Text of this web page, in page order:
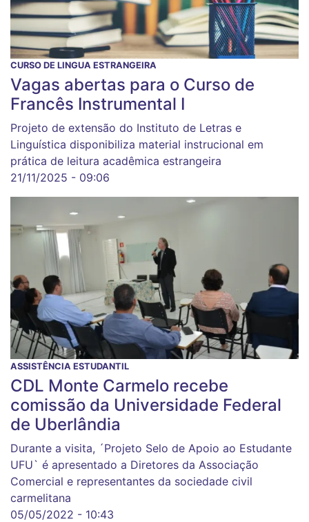
CURSO DE LINGUA ESTRANGEIRA
Vagas abertas para o Curso de
Francês Instrumental I
Projeto de extensão do Instituto de Letras e
Linguística disponibiliza material instrucional em
prática de leitura acadêmica estrangeira
21/11/2025 - 09:06
ASSISTÊNCIA ESTUDANTIL
CDL Monte Carmelo recebe
comissão da Universidade Federal
de Uberlândia
Durante a visita, ´Projeto Selo de Apoio ao Estudante
UFU` é apresentado a Diretores da Associação
Comercial e representantes da sociedade civil
carmelitana
05/05/2022 - 10:43